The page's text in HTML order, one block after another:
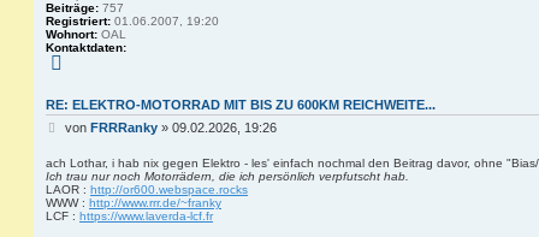
Beiträge: 757
Registriert: 01.06.2007, 19:20
Wohnort: OAL
Kontaktdaten:
t
a
k
a
t
e
n
v
RE: ELEKTRO-MOTORRAD MIT BIS ZU 600KM REICHWEITE...
B
i
t
r
a
von FRRRanky» 09.02.2026, 19:26
ach Lothar, i hab nix gegen Elektro - les' einfach nochmal den Beitrag davor, ohne
Ich trau nur noch Motorrädern, die ich persönlich verpfutscht hab.
LAOR : http://or600.webspace.rocks
WWW : http://www.rrr.de/~franky
LCF : https://www.laverda-lcf.fr